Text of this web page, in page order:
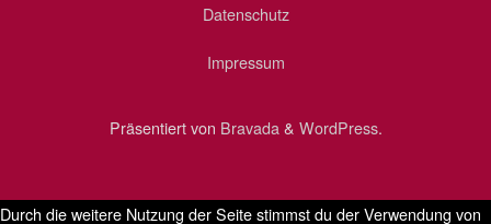
Datenschutz
Impressum
Präsentiert von Bravada & WordPress.
Durch die weitere Nutzung der Seite stimmst du der Verwendung von